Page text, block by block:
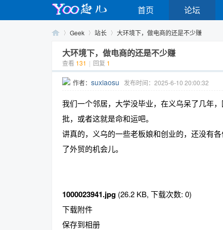
首页 论坛
Geek 站长 大环境下，做电商的还是不少赚
大环境下，做电商的还是不少赚
查看 131 | 回复 1
作者： suxiaosu 发布时间：2025-6-10 20:00:32
我们一个邻居，大学没毕业，在义乌呆了几年
批，或者这就是命和运吧。
讲真的，义乌的一些老板娘和创业的，还没有
了外贸的机会儿。
1000023941.jpg (26.2 KB, 下载次数: 0)
下载附件
保存到相册